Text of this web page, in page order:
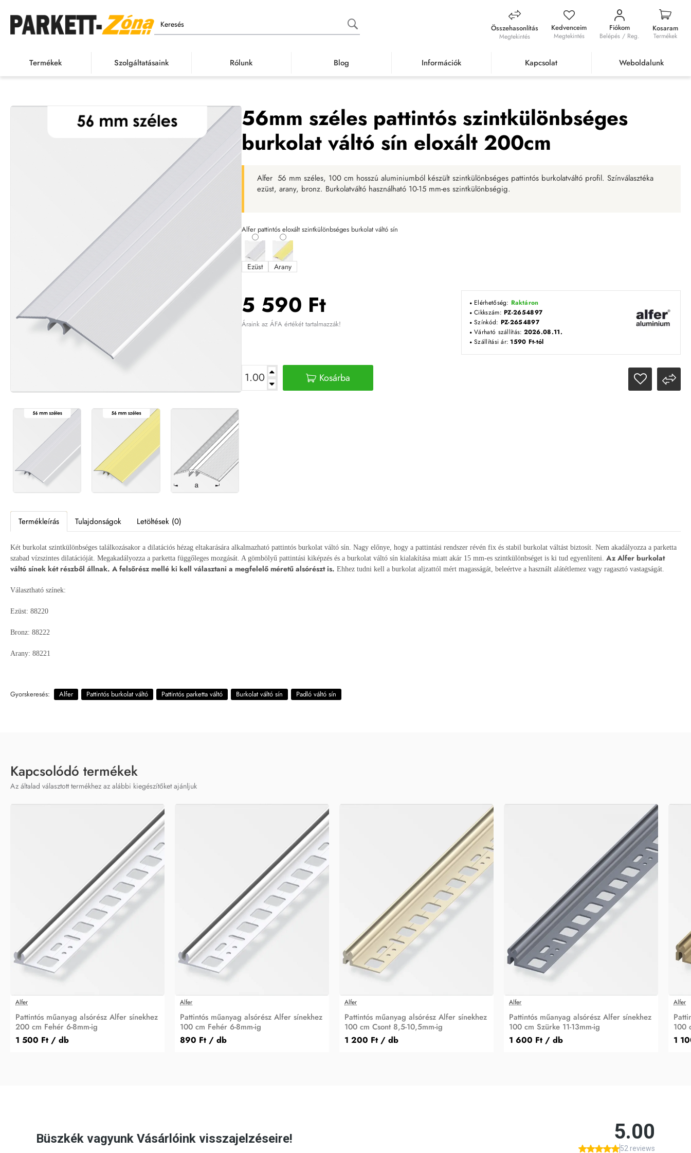
Keresés Összehasonlítás
Megtekintés
Kedvenceim
Megtekintés
Fiókom
Belépés / Reg.
Kosaram
Termékek
Termékek Szolgáltatásaink Rólunk Blog Információk Kapcsolat Weboldalunk
Termékek Burkolatváltó, záró, élvédő sín Burkolatváltó sín 56mm széles pattintós szintkülönbséges burkolat váltó sín eloxált 200cm
56mm széles pattintós szintkülönbséges
burkolat váltó sín eloxált 200cm
Alfer 56 mm széles, 100 cm hosszú aluminiumból készült szintkülönbséges pattintós burkolatváltó profil. Színválasztéka
ezüst, arany, bronz. Burkolatváltó használható 10-15 mm-es szintkülönbségig.
5 590 Ft
Áraink az ÁFA értékét tartalmazzák!
Elérhetőség:Raktáron
Cikkszám:PZ-2654897
Színkód: PZ-2654897
Várható szállítás: 2026.08.11.
Szállítási ár: 1590 Ft-tól
Alfer pattintós eloxált szintkülönbséges burkolat váltó sín
Ezüst Arany
Kosárba
Termékleírás Tulajdonságok Letöltések (0)
Két burkolat szintkülönbséges találkozásakor a dilatációs hézag eltakarására alkalmazható pattintós burkolat váltó sín. Nagy előnye, hogy a pattintási rendszer révén fix és stabil burkolat váltást biztosít. Nem akadályozza a parketta
szabad vízszintes dilatációját. Megakadályozza a parketta függőleges mozgását. A gömbölyű pattintási kiképzés és a burkolat váltó sín kialakítása miatt akár 15 mm-es szintkülönbséget is ki tud egyenlíteni. Az Alfer burkolat
váltó sínek két részből állnak. A felsőrész mellé ki kell választani a megfelelő méretű alsórészt is. Ehhez tudni kell a burkolat aljzattól mért magasságát, beleértve a használt alátétlemez vagy ragasztó vastagságát.
Választható színek:
Ezüst: 88220
Bronz: 88222
Arany: 88221
Gyorskeresés: Alfer Pattintós burkolat váltó Pattintós parketta váltó Burkolat váltó sín Padló váltó sín
Kapcsolódó termékek
Az általad választott termékhez az alábbi kiegészítőket ajánljuk
Alfer
Pattintós műanyag alsórész Alfer sínekhez
200 cm Fehér 6-8mm-ig
1 500 Ft / db
Alfer
Pattintós műanyag alsórész Alfer sínekhez
100 cm Fehér 6-8mm-ig
890 Ft / db
Alfer
Pattintós műanyag alsórész Alfer sínekhez
100 cm Csont 8,5-10,5mm-ig
1 200 Ft / db
Alfer
Pattintós műanyag alsórész Alfer sínekhez
100 cm Szürke 11-13mm-ig
1 600 Ft / db
Alfer
100
1